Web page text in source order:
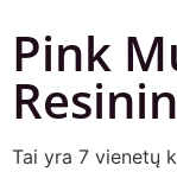
Pink
Tai yra 7 vienetų